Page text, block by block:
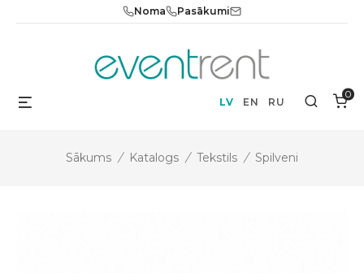
Noma Pasākumi
LV EN RU Search
0
Sākums / Katalogs / Tekstils / Spilveni